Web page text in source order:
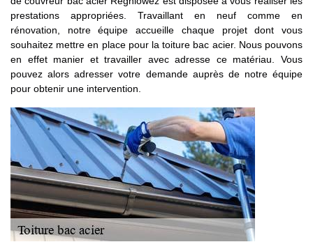
prestations appropriées. Travaillant en neuf comme en
rénovation, notre équipe accueille chaque projet dont vous
souhaitez mettre en place pour la toiture bac acier. Nous pouvons
en effet manier et travailler avec adresse ce matériau. Vous
pouvez alors adresser votre demande auprès de notre équipe
pour obtenir une intervention.